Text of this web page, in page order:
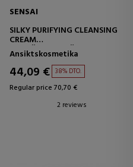
SENSAI
SILKY PURIFYING CLEANSING
CREAM
RENGÖRINGSKRÄM
Ansiktskosmetika
44,09 € 38% DTO.
Regular price 70,70 €
2 reviews